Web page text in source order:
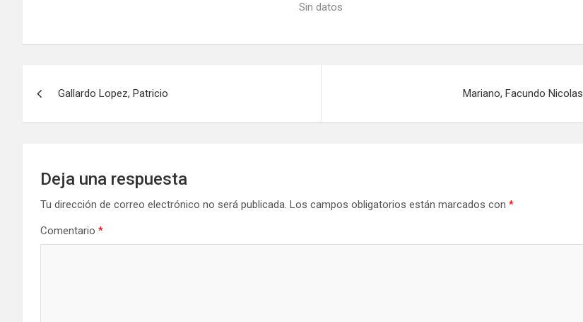
Sin datos
Gallardo Lopez, Patricio Mariano, Facundo Nicolas
Deja una respuesta
Tu dirección de correo electrónico no será publicada. Los campos obligatorios están marcados con *
Comentario *